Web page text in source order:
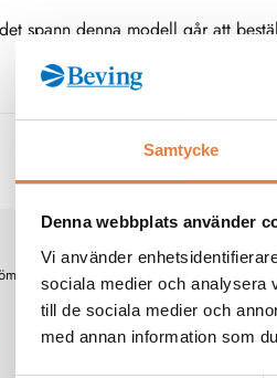
Samtycke
Denna webbplats använder
Vi använder
sociala medier och analysera
till de sociala medier och
med annan information som
spann denna modell går att
Gossen Metrawatt
Strömtång
Gossen Metrawatt Metraclip
Strömtång, 0-40-400 A